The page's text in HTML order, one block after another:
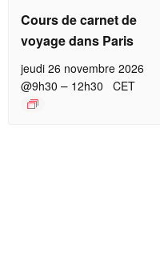
Cours de carnet de
voyage dans Paris
jeudi 26 novembre 2026
@9h30 – 12h30 CET